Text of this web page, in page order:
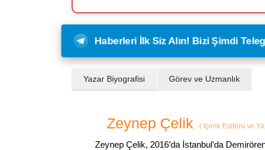
Haberleri İlk Siz Alın! Bizi Şimdi
Yazar Biyografisi Görev ve Uzmanlık
Zeynep Çelik ( İçerik Editörü ve
Zeynep Çelik, 2016’da İstanbul’da